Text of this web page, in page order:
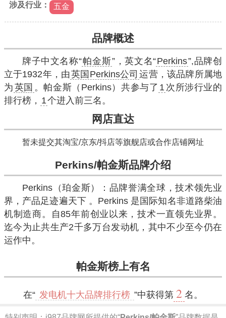
涉及行业： 五金
品牌概述
牌子中文名称“帕金斯”，英文名“Perkins”,品牌创
立于1932年，由英国Perkins公司 运营，该品牌所属地
为 英国 。帕金斯（Perkins）共参与了 1 次所涉行业的
排行榜， 1个进入前三名。
网店直达
暂未提交其淘宝/京东/抖店等旗舰店或合作店铺网址
Perkins/帕金斯品牌介绍
Perkins（珀金斯）：品牌誉满全球，技术领先业
界，产品足迹遍天下 。Perkins 是国际知名非道路柴油
机制造商。自85年前创业以来，技术一直领先业界。
迄今为止共生产2千多万台发动机，其中不少至今仍在
运作中。
帕金斯榜上有名
在“ 发电机十大品牌排行榜 ”中获得第 2 名。